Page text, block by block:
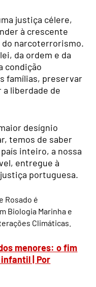
justiça célere,
à crescente
narcoterrorismo.
da ordem e da
condição
famílias, preservar
a liberdade de
desígnio
temos de saber
inteiro, a nossa
entregue à
portuguesa.
Rosado é
Biologia Marinha e
Climáticas.
menores: o fim
infantil | Por